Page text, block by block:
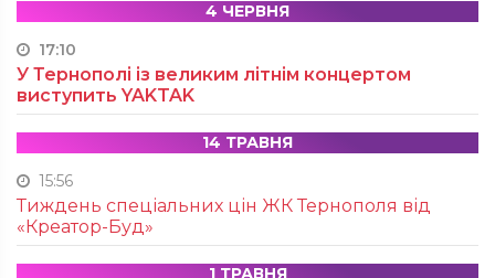
4 ЧЕРВНЯ
17:10
У Тернополі із великим літнім концертом
виступить YAKTAK
14 ТРАВНЯ
15:56
Тиждень спеціальних цін ЖК Тернополя від
«Креатор-Буд»
1 ТРАВНЯ